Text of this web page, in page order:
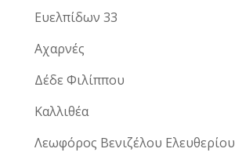
Ευελπίδων 33
Αχαρνές
Δέδε Φιλίππου
Καλλιθέα
Λεωφόρος Βενιζέλου Ελευθερίου